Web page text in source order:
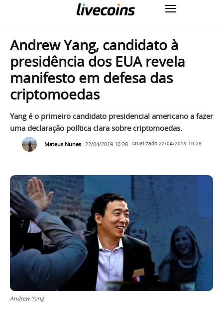
Andrew Yang, candidato à
presidência dos EUA revela
manifesto em defesa das
criptomoedas
Yang é o primeiro candidato presidencial americano a fazer
uma declaração política clara sobre criptomoedas.
Mateus Nunes 22/04/2019 10:28 Atualizado 22/04/2019 10:28
Andrew Yang